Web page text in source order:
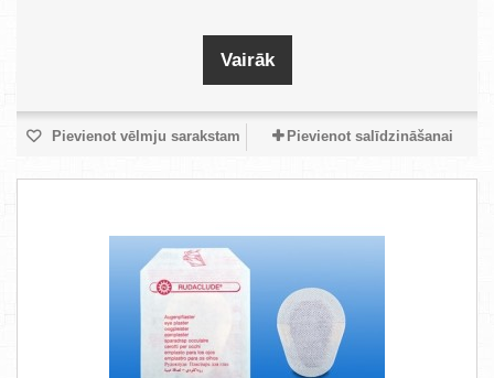
Vairāk
Pievienot vēlmju sarakstam Pievienot salīdzināšanai